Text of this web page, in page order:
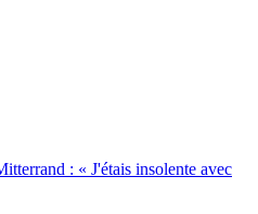
: « J'étais insolente avec